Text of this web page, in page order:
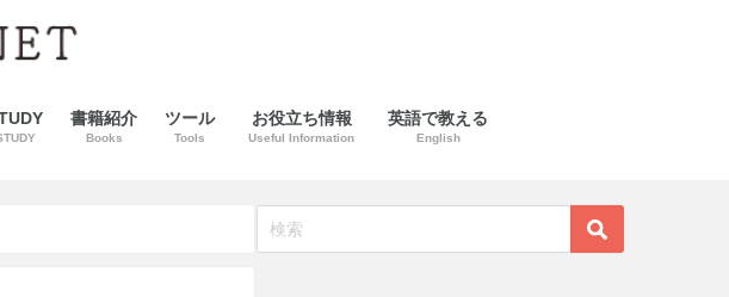
書籍紹介
Books
ツール
Tools
お役立ち情報
Useful Information
英語で教える
English